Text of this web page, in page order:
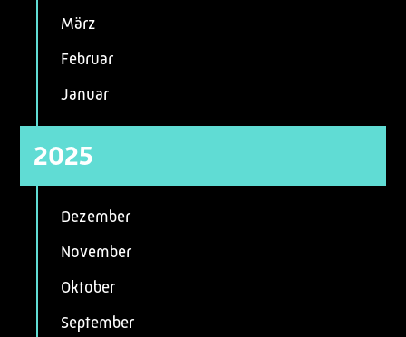
März
Februar
Januar
2025
Dezember
November
Oktober
September